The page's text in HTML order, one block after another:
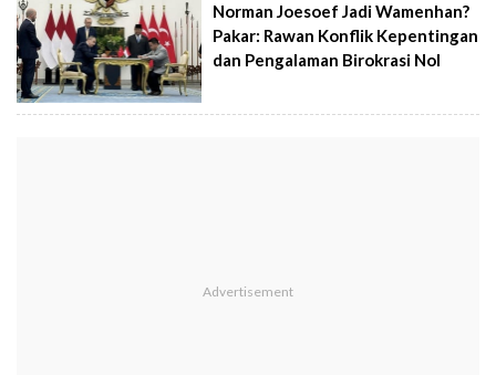
Norman Joesoef Jadi Wamenhan?
Pakar: Rawan Konflik Kepentingan
dan Pengalaman Birokrasi Nol